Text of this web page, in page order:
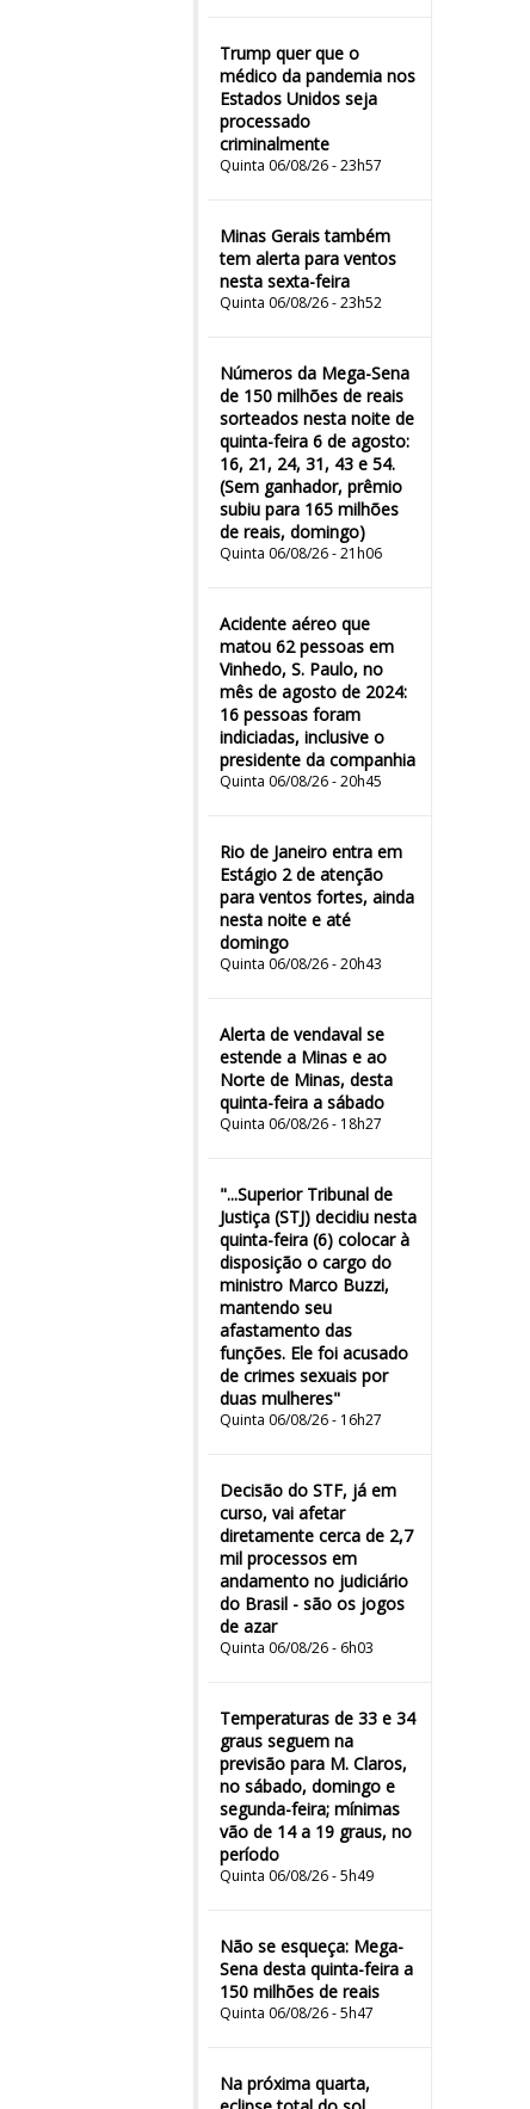
Trump quer que o
médico da pandemia nos
Estados Unidos seja
processado
criminalmente
Quinta 06/08/26 - 23h57
Minas Gerais também
tem alerta para ventos
nesta sexta-feira
Quinta 06/08/26 - 23h52
Números da Mega-Sena
de 150 milhões de reais
sorteados nesta noite de
quinta-feira 6 de agosto:
16, 21, 24, 31, 43 e 54.
(Sem ganhador, prêmio
subiu para 165 milhões
de reais, domingo)
Quinta 06/08/26 - 21h06
Acidente aéreo que
matou 62 pessoas em
Vinhedo, S. Paulo, no
mês de agosto de 2024:
16 pessoas foram
indiciadas, inclusive o
presidente da companhia
Quinta 06/08/26 - 20h45
Rio de Janeiro entra em
Estágio 2 de atenção
para ventos fortes, ainda
nesta noite e até
domingo
Quinta 06/08/26 - 20h43
Alerta de vendaval se
estende a Minas e ao
Norte de Minas, desta
quinta-feira a sábado
Quinta 06/08/26 - 18h27
"...Superior Tribunal de
Justiça (STJ) decidiu nesta
quinta-feira (6) colocar à
disposição o cargo do
ministro Marco Buzzi,
mantendo seu
afastamento das
funções. Ele foi acusado
de crimes sexuais por
duas mulheres"
Quinta 06/08/26 - 16h27
Decisão do STF, já em
curso, vai afetar
diretamente cerca de 2,7
mil processos em
andamento no judiciário
do Brasil - são os jogos
de azar
Quinta 06/08/26 - 6h03
Temperaturas de 33 e 34
graus seguem na
previsão para M. Claros,
no sábado, domingo e
segunda-feira; mínimas
vão de 14 a 19 graus, no
período
Quinta 06/08/26 - 5h49
Não se esqueça: Mega-
Sena desta quinta-feira a
150 milhões de reais
Quinta 06/08/26 - 5h47
Na próxima quarta,